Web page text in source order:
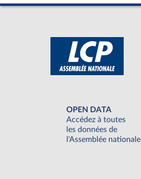
OPEN DATA
Accédez à toutes
les données de
l'Assemblée nationale